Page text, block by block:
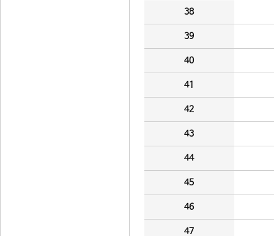
38
39
40
41
42
43
44
45
46
47